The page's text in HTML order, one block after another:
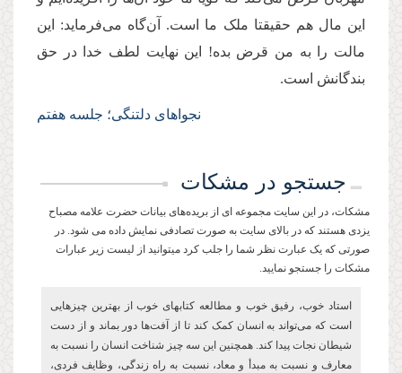
این مال هم حقیقتا ملک ما است. آن‌گاه می‌فرماید: این
مالت را به من قرض بده! این‌ نهایت لطف خدا در حق
بندگانش است.
نجواهای دلتنگی؛ جلسه هفتم
جستجو در مشکات
مشکات، در این سایت مجموعه ای از بریده‌های بیانات حضرت علامه مصباح
یزدی هستند که در بالای سایت به صورت تصادفی نمایش داده می شود. در
صورتی که یک عبارت نظر شما را جلب کرد میتوانید از لیست زیر عبارات
مشکات را جستجو نمایید.
استاد خوب، رفیق خوب و مطالعه کتاب­های خوب از بهترین چیزهایی
است که میتواند به انسان کمک کند تا از آفتها دور بماند و از دست
شیطان نجات پیدا کند. هم­چنین این سه چیز شناخت انسان را نسبت به
معارف و نسبت به مبدأ و معاد، نسبت به راه زندگی، وظایف فردی،